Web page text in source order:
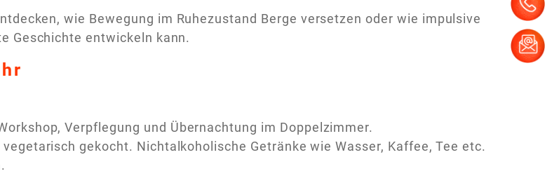
wie Bewegung im Ruhezustand Berge versetzen oder wie impulsive
Geschichte entwickeln kann.
Verpflegung und Übernachtung im Doppelzimmer.
gekocht. Nichtalkoholische Getränke wie Wasser, Kaffee, Tee etc.